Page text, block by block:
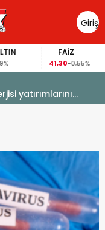
Giriş
Yap
FAİZ
41,30-0,55%
yatırımlarını